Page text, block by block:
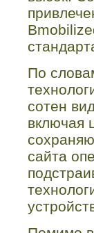
По
сотен
включая
сайта